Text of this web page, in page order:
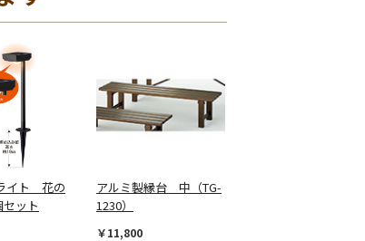
イト 花の
ット
アルミ製縁台 中（TG-
1230）
￥11,800